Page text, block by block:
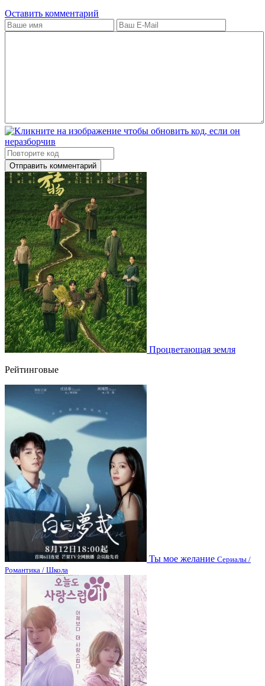
Оставить комментарий
Отправить комментарий
Процветающая земля
Рейтинговые
Ты мое желание Сериалы /
Романтика / Школа